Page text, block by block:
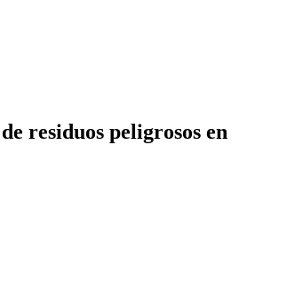
residuos peligrosos en